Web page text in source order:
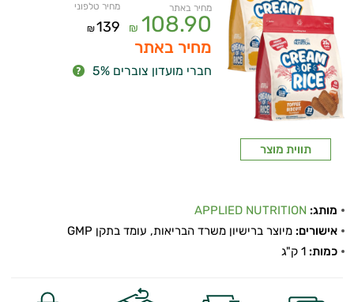
תווית מוצר
מחיר באתר
108.90
₪
מחיר טלפוני
139
₪
מחיר באתר
חברי מועדון צוברים 5%
מותג: APPLIED NUTRITION
אישורים: מיוצר ברישיון משרד הבריאות, עומד בתקן GMP
כמות: